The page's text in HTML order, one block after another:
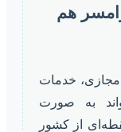
هم
و مجازی، خدمات
به صورت
از کشور